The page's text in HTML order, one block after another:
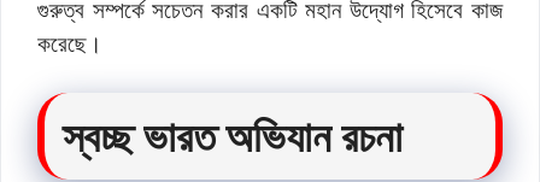
গুরুত্ব সম্পর্কে সচেতন করার একটি মহান উদ্যোগ হিসেবে কাজ
করেছে।
স্বচ্ছ ভারত অভিযান রচনা